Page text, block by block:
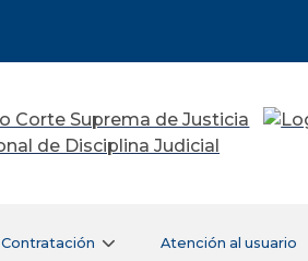
Contratación Atención al usuario